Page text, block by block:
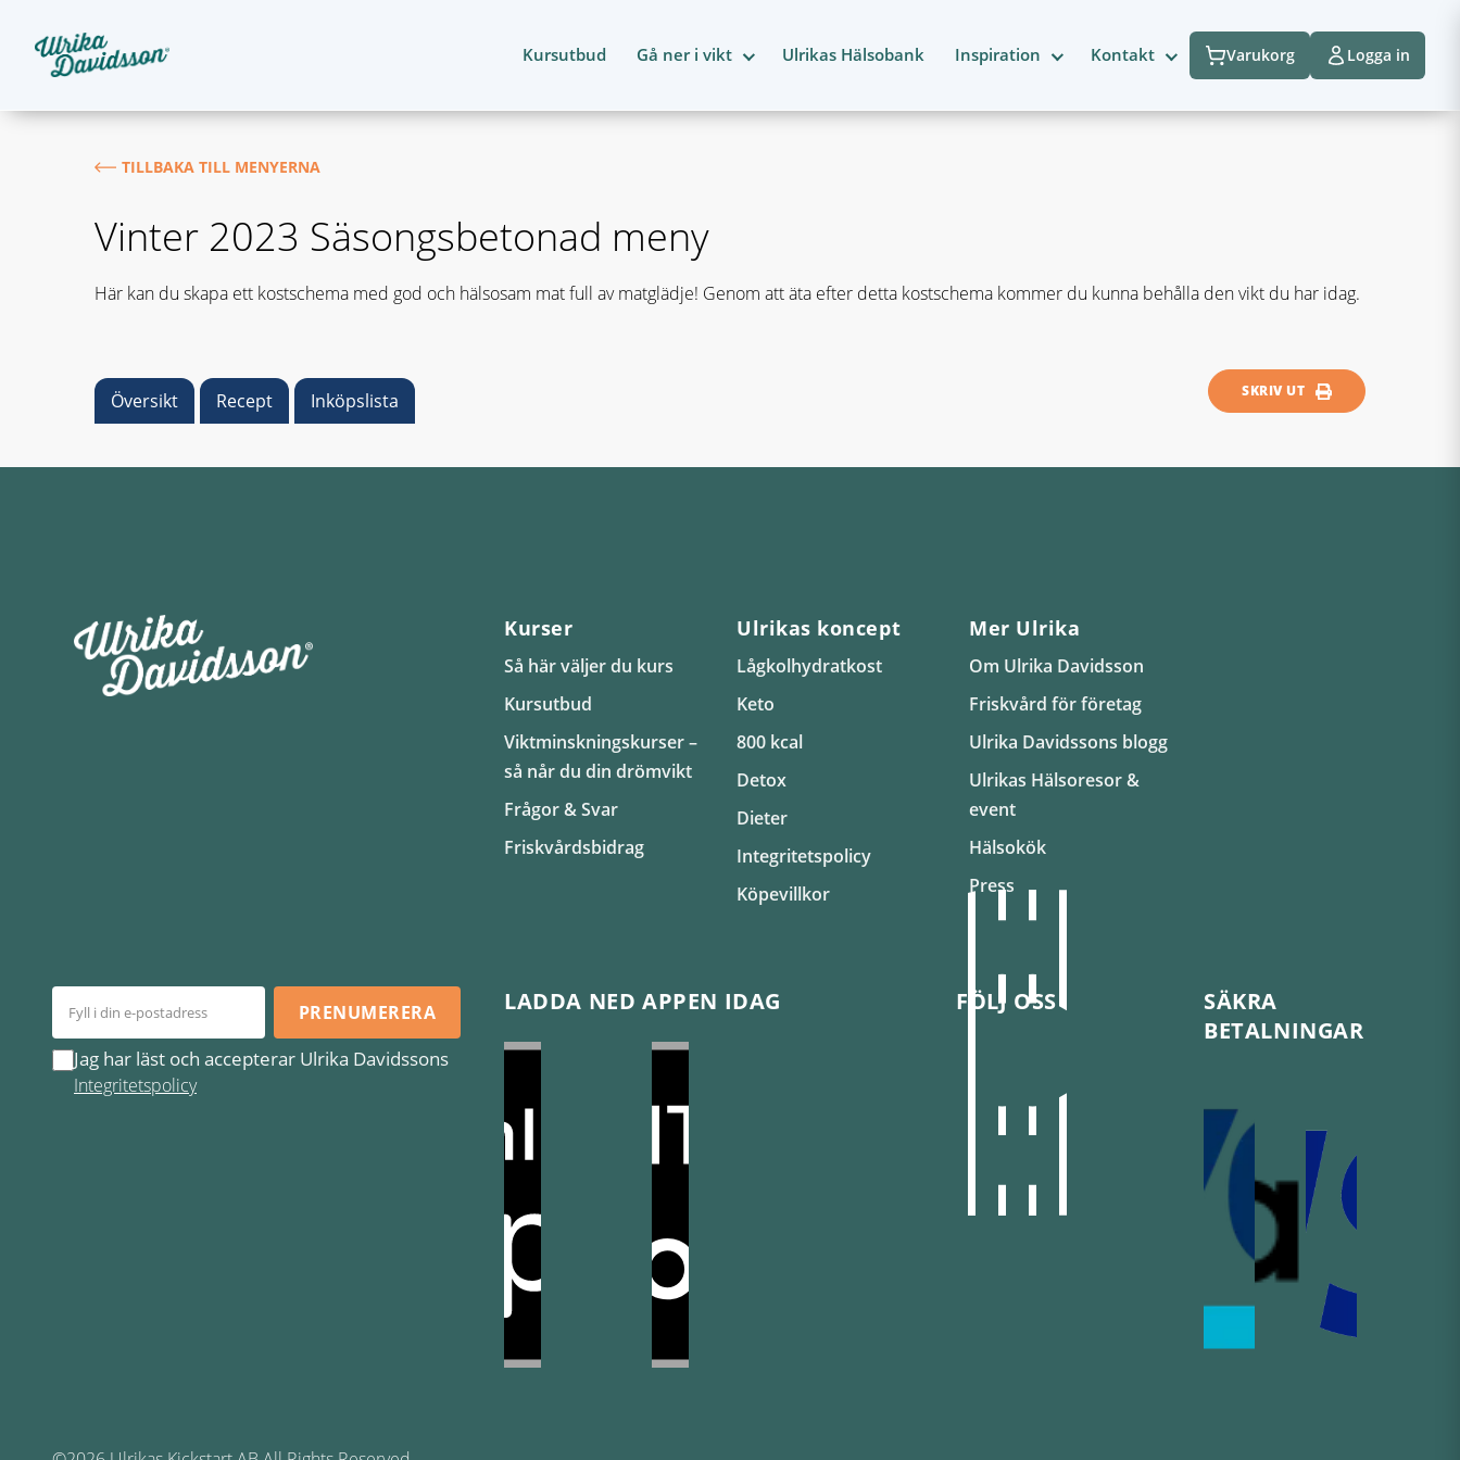
Kursutbud Gå ner i vikt Ulrikas Hälsobank Inspiration Kontakt Varukorg Logga in
TILLBAKA TILL MENYERNA
Vinter 2023 Säsongsbetonad meny
Här kan du skapa ett kostschema med god och hälsosam mat full av matglädje! Genom att äta efter detta kostschema kommer du kunna behålla den vikt du har idag.
Översikt Recept Inköpslista SKRIV UT
Kurser
Så här väljer du kurs
Kursutbud
Viktminskningskurser –
så når du din drömvikt
Frågor & Svar
Friskvårdsbidrag
Ulrikas koncept
Lågkolhydratkost
Keto
800 kcal
Detox
Dieter
Integritetspolicy
Köpevillkor
Mer Ulrika
Om Ulrika Davidsson
Friskvård för företag
Ulrika Davidssons blogg
Ulrikas Hälsoresor &
event
Hälsokök
Press
PRENUMERERA
Jag har läst och accepterar Ulrika Davidssons
Integritetspolicy
LADDA NED APPEN IDAG FÖLJ OSS
SÄKRA
BETALNINGAR